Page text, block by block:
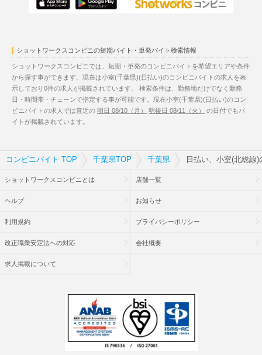
ショットワークスコンビニの短期バイト・単発バイト検索情報
ショットワークスコンビニでは、短期・単発のコンビニバイトを希望エリアや条件
から探す事ができます。現在は小室(千葉県)(日払い)のコンビニバイトの求人を表
示しており0件の求人が掲載されています。 検索条件は、勤務地だけでなく勤務
日・時間帯・チェーンで指定する事が可能です。現在小室(千葉県)(日払い)のコン
ビニバイトの求人では直近の 明日 08/10（月） 明後日 08/11（火）
の日付でもバ
イトが掲載されています。
コンビニバイト TOP 千葉県TOP 千葉県 日払い、小室(北総線
ショットワークスコンビニとは 店舗一覧
ヘルプ お知らせ
利用規約 プライバシーポリシー
改正職業安定法への対応 会社概要
求人掲載について